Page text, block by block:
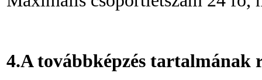
4.A továbbképzés tartalmának